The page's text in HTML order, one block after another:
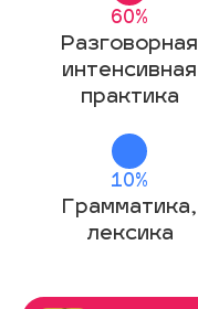
Разговорная
интенсивная
практика
60%
Грамматика,
лексика
10%